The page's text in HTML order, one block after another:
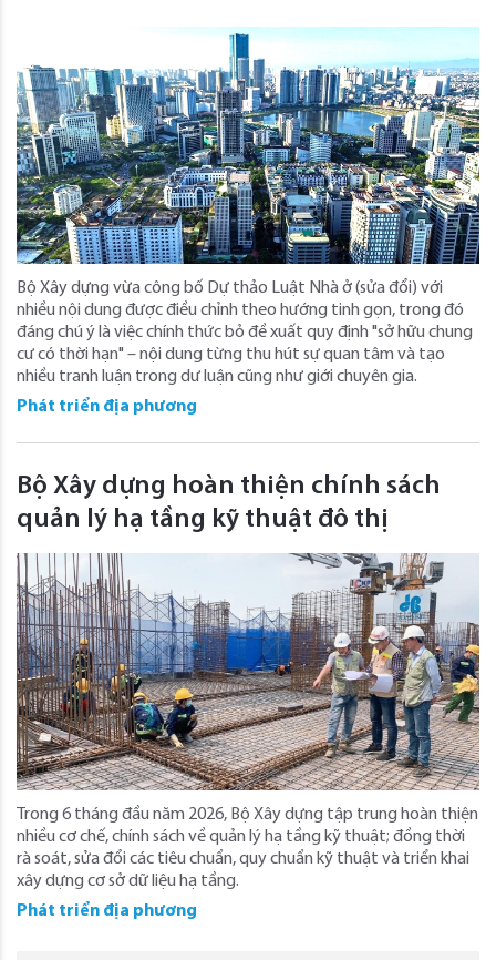
Bộ Xây dựng vừa công bố Dự thảo Luật Nhà ở (sửa đổi) với
nhiều nội dung được điều chỉnh theo hướng tinh gọn, trong đó
đáng chú ý là việc chính thức bỏ đề xuất quy định "sở hữu chung
cư có thời hạn" – nội dung từng thu hút sự quan tâm và tạo
nhiều tranh luận trong dư luận cũng như giới chuyên gia.
Phát triển địa phương
Bộ Xây dựng hoàn thiện chính sách
quản lý hạ tầng kỹ thuật đô thị
Trong 6 tháng đầu năm 2026, Bộ Xây dựng tập trung hoàn thiện
nhiều cơ chế, chính sách về quản lý hạ tầng kỹ thuật; đồng thời
rà soát, sửa đổi các tiêu chuẩn, quy chuẩn kỹ thuật và triển khai
xây dựng cơ sở dữ liệu hạ tầng.
Phát triển địa phương